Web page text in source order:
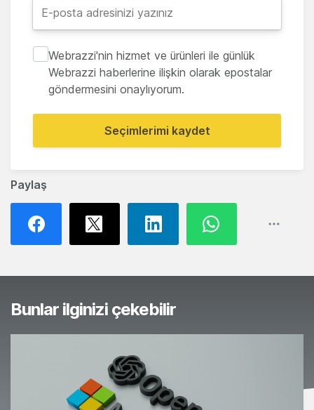
Paylaş
Webrazzi'nin hizmet ve ürünleri ile günlük
Webrazzi haberlerine ilişkin olarak epostalar
göndermesini onaylıyorum.
Seçimlerimi kaydet
Bunlar ilginizi çekebilir